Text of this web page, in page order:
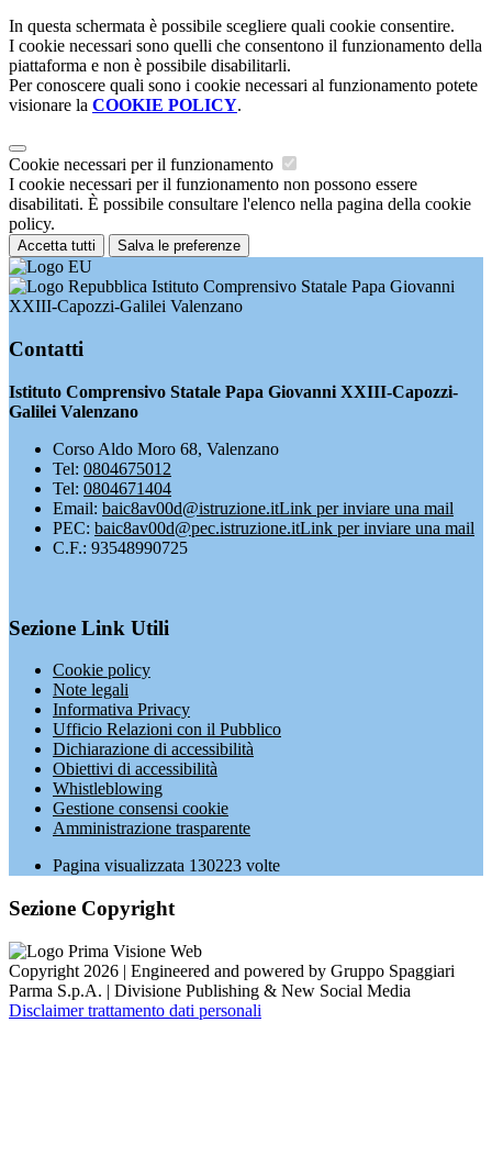
In questa schermata è possibile scegliere quali cookie consentire.
I cookie necessari sono quelli che consentono il funzionamento della
piattaforma e non è possibile disabilitarli.
Per conoscere quali sono i cookie necessari al funzionamento potete
visionare la COOKIE POLICY.
Cookie necessari per il funzionamento
I cookie necessari per il funzionamento non possono essere
disabilitati. È possibile consultare l'elenco nella pagina della cookie
policy.
Accetta tutti Salva le preferenze
Istituto Comprensivo Statale Papa Giovanni
XXIII-Capozzi-Galilei Valenzano
Contatti
Istituto Comprensivo Statale Papa Giovanni XXIII-Capozzi-
Galilei Valenzano
Corso Aldo Moro 68, Valenzano
Tel: 0804675012
Tel: 0804671404
Email: baic8av00d@istruzione.itLink per inviare una mail
PEC: baic8av00d@pec.istruzione.itLink per inviare una mail
C.F.: 93548990725
Sezione Link Utili
Cookie policy
Note legali
Informativa Privacy
Ufficio Relazioni con il Pubblico
Dichiarazione di accessibilità
Obiettivi di accessibilità
Whistleblowing
Gestione consensi cookie
Amministrazione trasparente
Pagina visualizzata 130223 volte
Sezione Copyright
Copyright 2026 | Engineered and powered by Gruppo Spaggiari
Parma S.p.A. | Divisione Publishing & New Social Media
Disclaimer trattamento dati personali